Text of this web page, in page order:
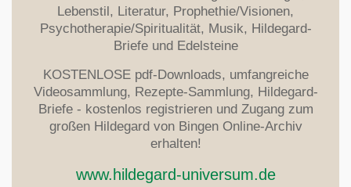
Lebenstil, Literatur, Prophethie/Visionen,
Psychotherapie/Spiritualität, Musik, Hildegard-
Briefe und Edelsteine
KOSTENLOSE pdf-Downloads, umfangreiche
Videosammlung, Rezepte-Sammlung, Hildegard-
Briefe - kostenlos registrieren und Zugang zum
großen Hildegard von Bingen Online-Archiv
erhalten!
www.hildegard-universum.de